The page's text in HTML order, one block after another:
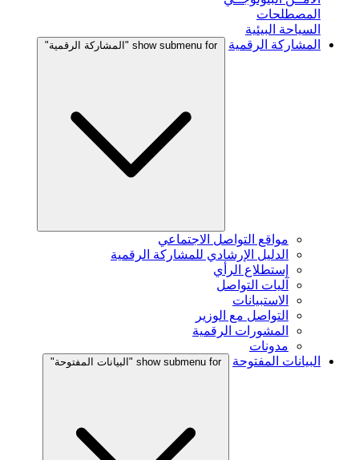
المصطلحات
السياحة البيئية
المشاركة الرقمية
show submenu for "المشاركة الرقمية"
مواقع التواصل الاجتماعي
الدليل الإرشادي للمشاركة الرقمية
إستطلاع الرأي
آليات التواصل
الاستبيانات
التواصل مع الوزير
المشورات الرقمية
مدونات
البيانات المفتوحة
show submenu for "البيانات المفتوحة"